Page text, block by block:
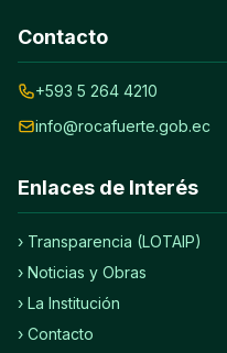
Contacto
+593 5 264 4210
info@rocafuerte.gob.ec
Enlaces de Interés
› Transparencia (LOTAIP)
› Noticias y Obras
› La Institución
› Contacto